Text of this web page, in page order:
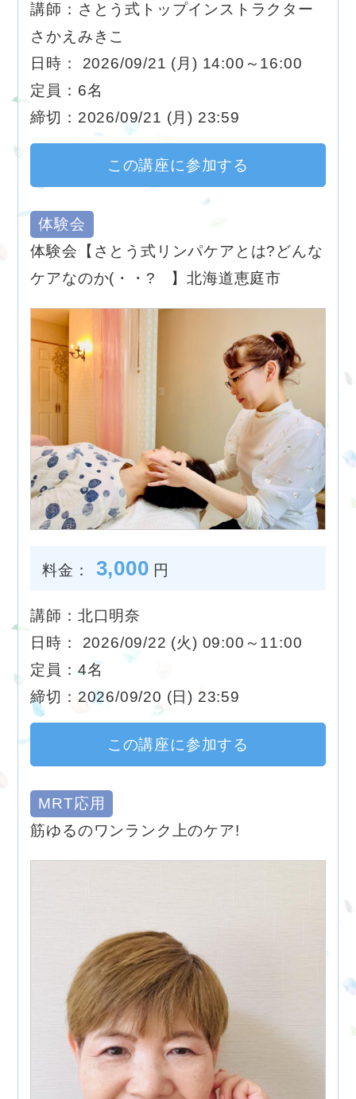
講師：さとう式トップインストラクター
さかえみきこ
日時： 2026/09/21 (月) 14:00～16:00
定員：6名
締切：2026/09/21 (月) 23:59
この講座に参加する
体験会
体験会【さとう式リンパケアとは?どんな
ケアなのか(・・? 】北海道恵庭市
料金： 3,000 円
講師：北口明奈
日時： 2026/09/22 (火) 09:00～11:00
定員：4名
締切：2026/09/20 (日) 23:59
この講座に参加する
MRT応用
筋ゆるのワンランク上のケア!